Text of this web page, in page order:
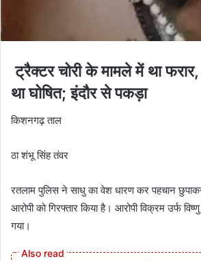
ट्रैक्टर चोरी के मामले में था
था घोषित; इंदौर से पकड़ा
किशनगढ़ ताल
ठा शंभू सिंह तंवर
रतलाम पुलिस ने साधु का वेश धारण कर पहचान
आरोपी को गिरफ्तार किया है। आरोपी विक्रम उर्फ
गया।